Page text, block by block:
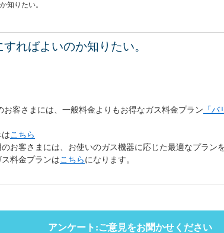
知りたい。
ればよいのか知りたい。
お客さまには、一般料金よりもお得なガス料金プラン 「バ
はこちら
お客さまには、お使いのガス機器に応じた最適なプラン
料金プランはこちら になります。
アンケート:ご意見をお聞かせください